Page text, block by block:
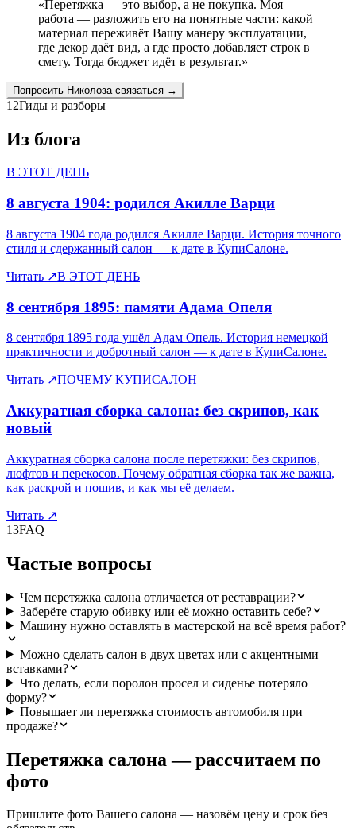
«Перетяжка — это выбор, а не покупка. Моя
работа — разложить его на понятные части: какой
материал переживёт Вашу манеру эксплуатации,
где декор даёт вид, а где просто добавляет строк в
смету. Тогда бюджет идёт в результат.»
Попросить Николоза связаться →
12Гиды и разборы
Из блога
В ЭТОТ ДЕНЬ
8 августа 1904: родился Акилле Варци
8 августа 1904 года родился Акилле Варци. История точного
стиля и сдержанный салон — к дате в КупиСалоне.
Читать ↗В ЭТОТ ДЕНЬ
8 сентября 1895: памяти Адама Опеля
8 сентября 1895 года ушёл Адам Опель. История немецкой
практичности и добротный салон — к дате в КупиСалоне.
Читать ↗ПОЧЕМУ КУПИСАЛОН
Аккуратная сборка салона: без скрипов, как
новый
Аккуратная сборка салона после перетяжки: без скрипов,
люфтов и перекосов. Почему обратная сборка так же важна,
как раскрой и пошив, и как мы её делаем.
Читать ↗
13FAQ
Частые вопросы
Чем перетяжка салона отличается от реставрации?
Заберёте старую обивку или её можно оставить себе?
Машину нужно оставлять в мастерской на всё время работ?
Можно сделать салон в двух цветах или с акцентными
вставками?
Что делать, если поролон просел и сиденье потеряло
форму?
Повышает ли перетяжка стоимость автомобиля при
продаже?
Перетяжка салона — рассчитаем по
фото
Пришлите фото Вашего салона — назовём цену и срок без